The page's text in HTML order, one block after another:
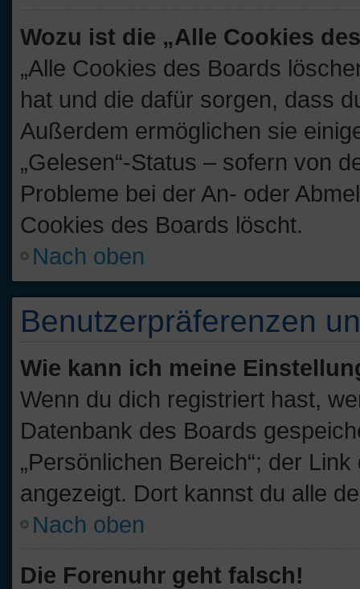
Wozu ist die „Alle Cookies
„Alle Cookies des Boards
hat und die dafür sorgen, dass
Außerdem ermöglichen sie
„Gelesen“-Status – sofern von
Probleme bei der An- oder
Cookies des Boards löscht.
Nach oben
Benutzerpräferenzen
Wie kann ich meine
Wenn du dich registriert hast,
Datenbank des Boards
„Persönlichen Bereich“; der
angezeigt. Dort kannst du alle
Nach oben
Die Forenuhr geht falsch!